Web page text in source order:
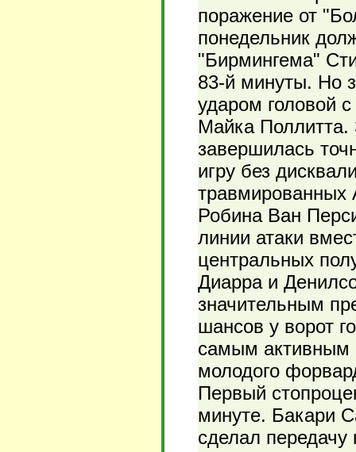
поражение от
понедельник
"Бирмингема"
83-й минуты. Но
ударом головой с
Майка Поллитта.
завершилась
игру без
травмированных
Робина Ван
линии атаки
центральных
Диарра и
значительным
шансов у ворот
самым активным
молодого
Первый
минуте. Бакари
сделал передачу